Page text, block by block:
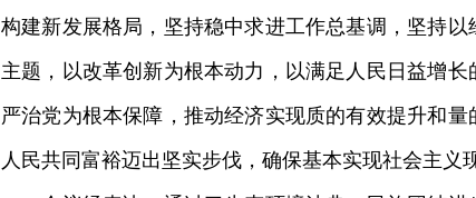
构建新发展格局，坚持稳中求进工作总基调，坚持
主题，以改革创新为根本动力，以满足人民日益增
严治党为根本保障，推动经济实现质的有效提升和
人民共同富裕迈出坚实步伐，确保基本实现社会主义